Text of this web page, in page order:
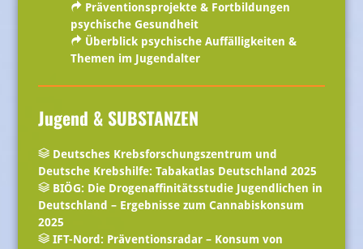
Präventionsprojekte & Fortbildungen
psychische Gesundheit
Überblick psychische Auffälligkeiten &
Themen im Jugendalter
Jugend & SUBSTANZEN
Deutsches Krebsforschungszentrum und
Deutsche Krebshilfe: Tabakatlas Deutschland 2025
BIÖG: Die Drogenaffinitätsstudie Jugendlichen in
Deutschland – Ergebnisse zum Cannabiskonsum
2025
IFT-Nord: Präventionsradar – Konsum von